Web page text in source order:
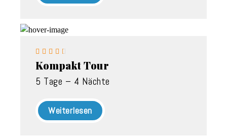
    
Kompakt Tour
5 Tage – 4 Nächte
Weiterlesen